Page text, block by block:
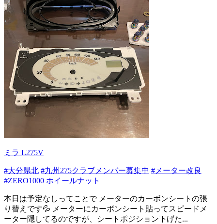
ミラ L275V
#大分県北 #九州275クラブメンバー募集中 #メーター改良
#ZERO1000 ホイールナット
本日は予定なしってことで メーターのカーボンシートの張
り替えです💦 メーターにカーボンシート貼ってスピードメ
ーター隠してるのですが、シートポジション下げた...